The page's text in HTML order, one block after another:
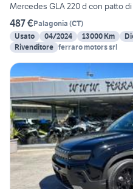
Mercedes GLA 220 d con patto
487 €Palagonia (CT)
Usato
04/2024 13000 Km
Rivenditore ferraro motors srl